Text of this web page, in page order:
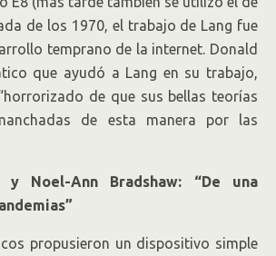
de los 1970, el trabajo de Lang fue
temprano de la internet. Donald
que ayudó a Lang en su trabajo,
de que sus bellas teorías
de esta manera por las
y Noel-Ann Bradshaw: “De una
propusieron un dispositivo simple